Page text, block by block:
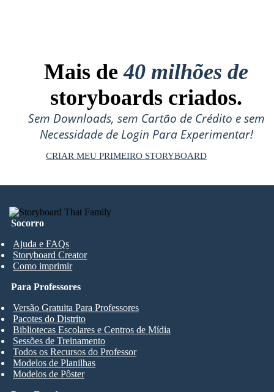
Mais de40 milhões de
storyboards criados.
Sem Downloads, sem Cartão de Crédito e sem
Necessidade de Login Para Experimentar!
CRIAR MEU PRIMEIRO STORYBOARD
Socorro
Ajuda e FAQs
Storyboard Creator
Como imprimir
Para Professores
Versão Gratuita Para Professores
Pacotes do Distrito
Bibliotecas Escolares e Centros de Mídia
Sessões de Treinamento
Todos os Recursos do Professor
Modelos de Planilhas
Modelos de Pôster